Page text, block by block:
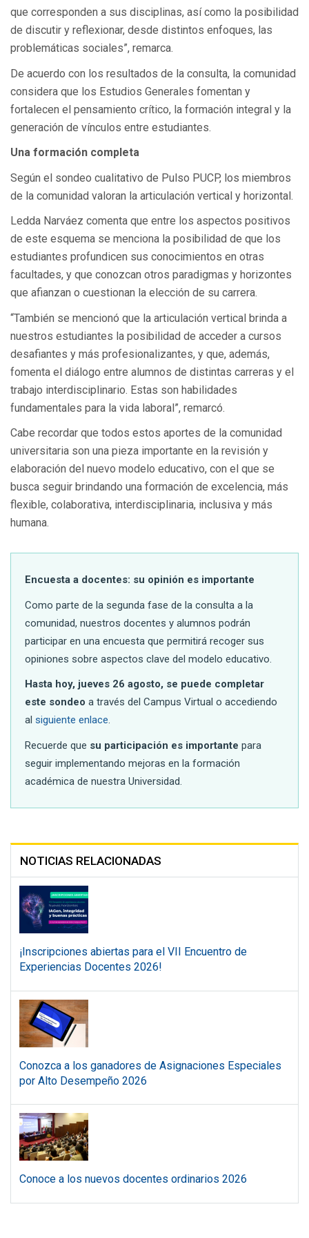
que corresponden a sus disciplinas, así como la posibilidad
de discutir y reflexionar, desde distintos enfoques, las
problemáticas sociales”, remarca.
De acuerdo con los resultados de la consulta, la comunidad
considera que los Estudios Generales fomentan y
fortalecen el pensamiento crítico, la formación integral y la
generación de vínculos entre estudiantes.
Una formación completa
Según el sondeo cualitativo de Pulso PUCP, los miembros
de la comunidad valoran la articulación vertical y horizontal.
Ledda Narváez comenta que entre los aspectos positivos
de este esquema se menciona la posibilidad de que los
estudiantes profundicen sus conocimientos en otras
facultades, y que conozcan otros paradigmas y horizontes
que afianzan o cuestionan la elección de su carrera.
“También se mencionó que la articulación vertical brinda a
nuestros estudiantes la posibilidad de acceder a cursos
desafiantes y más profesionalizantes, y que, además,
fomenta el diálogo entre alumnos de distintas carreras y el
trabajo interdisciplinario. Estas son habilidades
fundamentales para la vida laboral”, remarcó.
Cabe recordar que todos estos aportes de la comunidad
universitaria son una pieza importante en la revisión y
elaboración del nuevo modelo educativo, con el que se
busca seguir brindando una formación de excelencia, más
flexible, colaborativa, interdisciplinaria, inclusiva y más
humana.
Encuesta a docentes: su opinión es importante
Como parte de la segunda fase de la consulta a la
comunidad, nuestros docentes y alumnos podrán
participar en una encuesta que permitirá recoger sus
opiniones sobre aspectos clave del modelo educativo.
Hasta hoy, jueves 26 agosto, se puede completar
este sondeo a través del Campus Virtual o accediendo
al siguiente enlace.
Recuerde que su participación es importante para
seguir implementando mejoras en la formación
académica de nuestra Universidad.
NOTICIAS RELACIONADAS
¡Inscripciones abiertas para el VII Encuentro de
Experiencias Docentes 2026!
Conozca a los ganadores de Asignaciones Especiales
por Alto Desempeño 2026
Conoce a los nuevos docentes ordinarios 2026